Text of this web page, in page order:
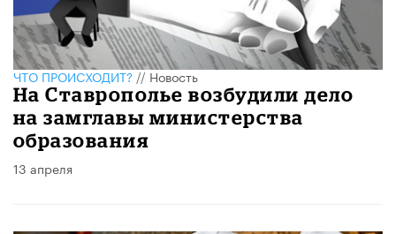
ЧТО ПРОИСХОДИТ?//Новость
На Ставрополье возбудили дело
на замглавы министерства
образования
13 апреля